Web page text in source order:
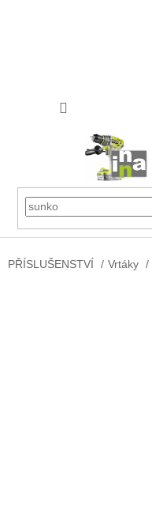
PŘÍSLUŠENSTVÍ / Vrtáky /